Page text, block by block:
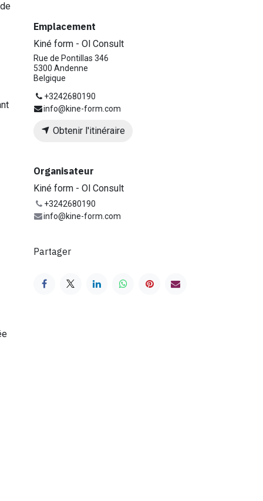
Emplacement
Kiné form - Ol Consult
Rue de Pontillas 346
5300 Andenne
Belgique
+3242680190
info@kine-form.com
Obtenir l'itinéraire
Organisateur
Kiné form - Ol Consult
+3242680190
info@kine-form.com
Partager